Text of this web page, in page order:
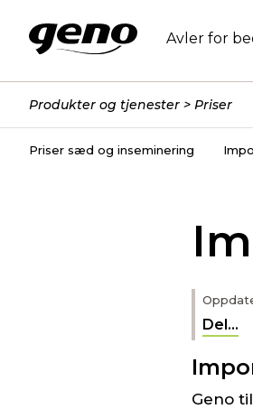
Avler for
Produkter og tjenester Priser
Priser sæd og inseminering
Del...
Geno